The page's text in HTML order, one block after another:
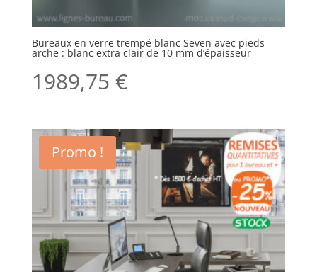
Bureaux en verre trempé blanc Seven avec pieds
arche : blanc extra clair de 10 mm d’épaisseur
1989,75 €
Promo !